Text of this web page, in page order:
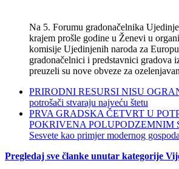
Na 5. Forumu gradonačelnika
krajem prošle godine u Ženevi u
komisije Ujedinjenih naroda za
gradonačelnici i predstavnici gradova
preuzeli su nove obveze za
PRIRODNI RESURSI NISU
potrošači stvaraju najveću štetu
PRVA GRADSKA ČETVRT U
POKRIVENA POLUPODZEMNIM
Sesvete kao primjer modernog
Pregledaj sve članke unutar kategorije